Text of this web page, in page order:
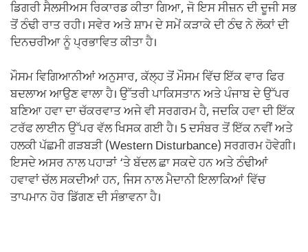
ਡਿਗਰੀ ਸੈਲਸੀਅਸ ਰਿਕਾਰਡ ਕੀਤਾ ਗਿਆ, ਜੋ ਇਸ ਸੀਜ਼ਨ ਦੀ ਦੂਜੀ ਸਭ
ਤੋਂ ਠੰਢੀ ਰਾਤ ਰਹੀ। ਸਵੇਰ ਅਤੇ ਸ਼ਾਮ ਦੇ ਸਮੇਂ ਕੜਾਕੇ ਦੀ ਠੰਢ ਨੇ ਲੋਕਾਂ ਦੀ
ਦਿਨਚਰੀਆ ਨੂੰ ਪ੍ਰਭਾਵਿਤ ਕੀਤਾ ਹੈ।
ਮੌਸਮ ਵਿਗਿਆਨੀਆਂ ਅਨੁਸਾਰ, ਕੱਲ੍ਹ ਤੋਂ ਮੌਸਮ ਵਿੱਚ ਇੱਕ ਵਾਰ ਫਿਰ
ਬਦਲਾਅ ਆਉਣ ਵਾਲਾ ਹੈ। ਉੱਤਰੀ ਪਾਕਿਸਤਾਨ ਅਤੇ ਪੰਜਾਬ ਦੇ ਉੱਪਰ
ਬਣਿਆ ਹਵਾ ਦਾ ਚੱਕਰਵਾਤ ਅਜੇ ਵੀ ਸਰਗਰਮ ਹੈ, ਜਦਕਿ ਹਵਾ ਦੀ ਇੱਕ
ਟਰੱਫ ਲਾਈਨ ਉੱਪਰ ਵੱਲ ਖਿਸਕ ਗਈ ਹੈ। 5 ਦਸੰਬਰ ਤੋਂ ਇੱਕ ਨਵੀਂ ਅਤੇ
ਹਲਕੀ ਪੱਛਮੀ ਗੜਬੜੀ (Western Disturbance) ਸਰਗਰਮ ਹੋਵੇਗੀ।
ਇਸਦੇ ਅਸਰ ਨਾਲ ਪਹਾੜਾਂ ‘ਤੇ ਬੱਦਲ ਛਾ ਸਕਦੇ ਹਨ ਅਤੇ ਠੰਢੀਆਂ
ਹਵਾਵਾਂ ਚੱਲ ਸਕਦੀਆਂ ਹਨ, ਜਿਸ ਨਾਲ ਮੈਦਾਨੀ ਇਲਾਕਿਆਂ ਵਿੱਚ
ਤਾਪਮਾਨ ਹੋਰ ਡਿੱਗਣ ਦੀ ਸੰਭਾਵਨਾ ਹੈ।